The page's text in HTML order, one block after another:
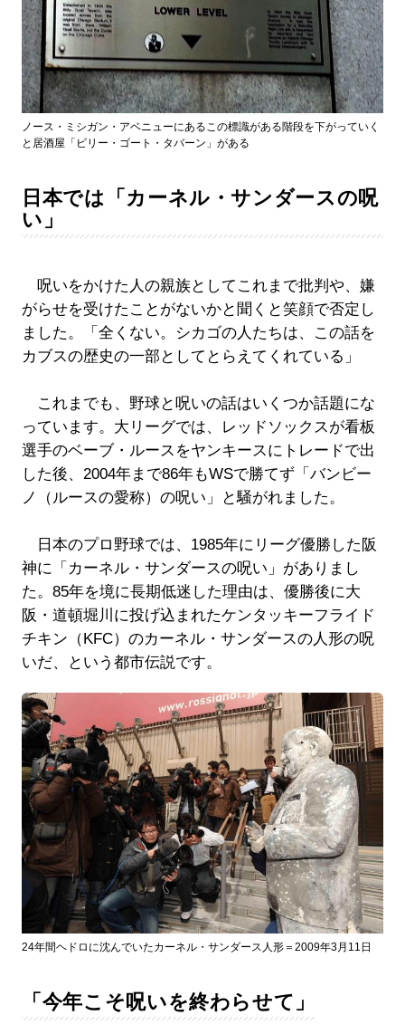
ノース・ミシガン・アベニューにあるこの標識がある階段を下がっていく
と居酒屋「ビリー・ゴート・タバーン」がある
日本では「カーネル・サンダースの呪
い」
呪いをかけた人の親族としてこれまで批判や、嫌
がらせを受けたことがないかと聞くと笑顔で否定し
ました。「全くない。シカゴの人たちは、この話を
カブスの歴史の一部としてとらえてくれている」
これまでも、野球と呪いの話はいくつか話題にな
っています。大リーグでは、レッドソックスが看板
選手のベーブ・ルースをヤンキースにトレードで出
した後、2004年まで86年もWSで勝てず「バンビー
ノ（ルースの愛称）の呪い」と騒がれました。
日本のプロ野球では、1985年にリーグ優勝した阪
神に「カーネル・サンダースの呪い」がありまし
た。85年を境に長期低迷した理由は、優勝後に大
阪・道頓堀川に投げ込まれたケンタッキーフライド
チキン（KFC）のカーネル・サンダースの人形の呪
いだ、という都市伝説です。
24年間ヘドロに沈んでいたカーネル・サンダース人形＝2009年3月11日
「今年こそ呪いを終わらせて」